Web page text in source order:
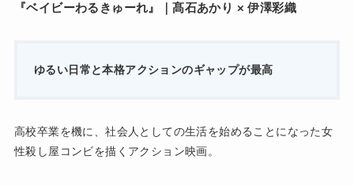
『ベイビーわるきゅーれ』｜髙石あかり × 伊澤彩織
ゆるい日常と本格アクションのギャップが最高
高校卒業を機に、社会人としての生活を始めることになった女
性殺し屋コンビを描くアクション映画。